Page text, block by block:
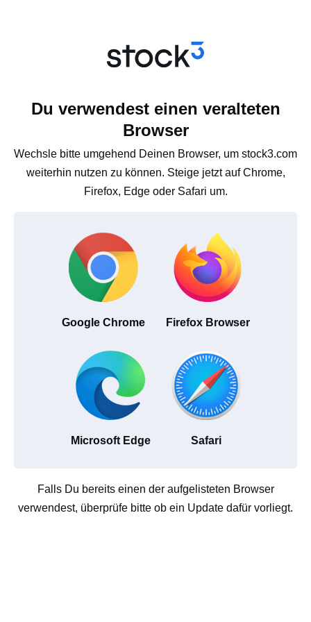
Du verwendest einen veralteten
Browser
Wechsle bitte umgehend Deinen Browser, um stock3.com
weiterhin nutzen zu können. Steige jetzt auf Chrome,
Firefox, Edge oder Safari um.
Google Chrome Firefox Browser
Microsoft Edge Safari
Falls Du bereits einen der aufgelisteten Browser
verwendest, überprüfe bitte ob ein Update dafür vorliegt.